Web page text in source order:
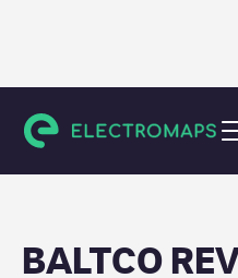
Baltimore
BALTCO